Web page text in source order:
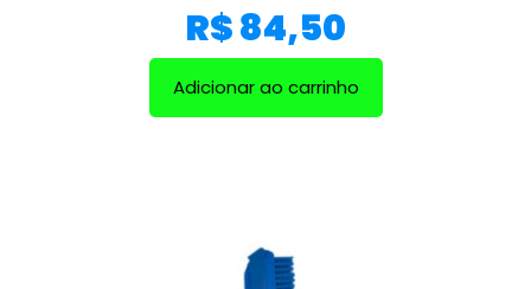
R$84,50
Adicionar ao carrinho